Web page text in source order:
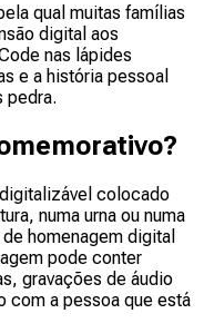
qual muitas famílias
digital aos
nas lápides
e a história pessoal
pedra.
colocado
numa urna ou numa
homenagem digital
pode conter
gravações de áudio
com a pessoa que está